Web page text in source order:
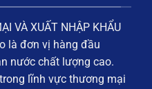
VÀ XUẤT NHẬP KHẨU
là đơn vị hàng đầu
nước chất lượng cao.
lĩnh vực thương mại